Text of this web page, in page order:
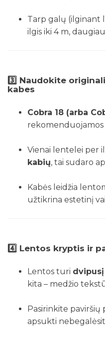
Tarp galų (ilginant
ilgis iki 4 m,
3️⃣ Naudokite
kabes
Cobra 18 (arba
rekomenduojamos
Vienai lentelei per
kabių, tai sudaro
Kabės leidžia
užtikrina estetinį
4️⃣ Lentos kryptis ir
Lentos turi
kita – medžio
Pasirinkite
apsukti